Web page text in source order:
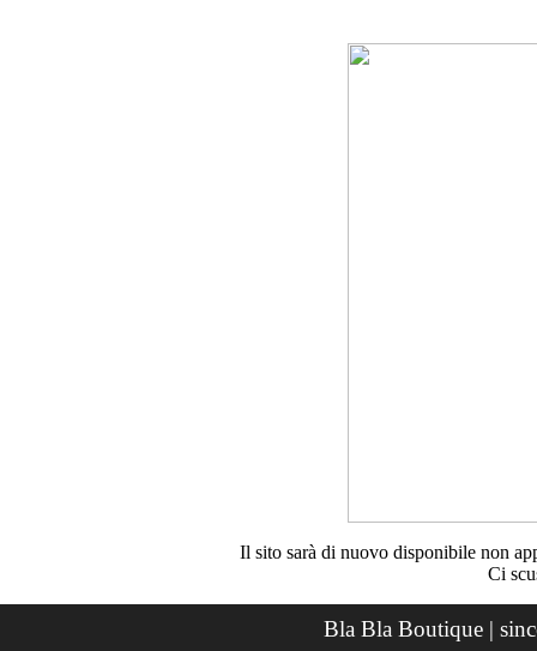
Il sito sarà di nuovo disponibile non
Ci
Bla Bla Boutique |